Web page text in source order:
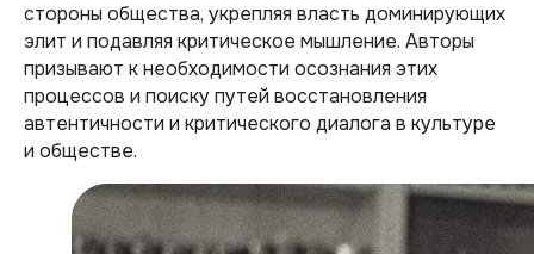
стороны общества, укрепляя власть доминирующих
элит и подавляя критическое мышление. Авторы
призывают к необходимости осознания этих
процессов и поиску путей восстановления
автентичности и критического диалога в культуре
и обществе.